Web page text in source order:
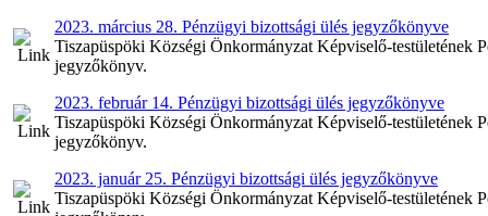
2023. március 28. Pénzügyi bizottsági ülés jegyzőkönyve
Tiszapüspöki Községi Önkormányzat Képviselő-testületének
jegyzőkönyv.
2023. február 14. Pénzügyi bizottsági ülés jegyzőkönyve
Tiszapüspöki Községi Önkormányzat Képviselő-testületének
jegyzőkönyv.
2023. január 25. Pénzügyi bizottsági ülés jegyzőkönyve
Tiszapüspöki Községi Önkormányzat Képviselő-testületének